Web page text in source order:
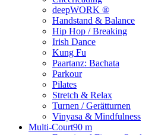
deepWORK ®
Handstand & Balance
Hip Hop / Breaking
Irish Dance
Kung Fu
Paartanz: Bachata
Parkour
Pilates
Stretch & Relax
Turnen / Gerätturnen
Vinyasa & Mindfulness
Multi-Court90 m